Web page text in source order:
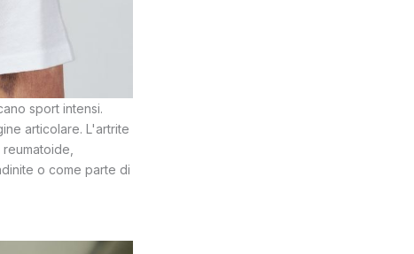
sport intensi.
articolare. L'artrite
o come parte di